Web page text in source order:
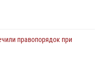
правопорядок при